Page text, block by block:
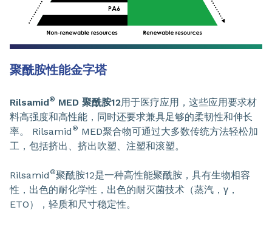
聚酰胺性能金字塔
Rilsamid® MED 聚酰胺12用于医疗应用，这些应用要求材
料高强度和高性能，同时还要求兼具足够的柔韧性和伸长
率。 Rilsamid ® MED聚合物可通过大多数传统方法轻松加
工，包括挤出、挤出吹塑、注塑和滚塑。
Rilsamid ®聚酰胺12是一种高性能聚酰胺，具有生物相容
性，出色的耐化学性，出色的耐灭菌技术（蒸汽，γ，
ETO），轻质和尺寸稳定性。